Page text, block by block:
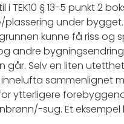
TEK10 § 13-5 punkt 2
under bygget.
kunne få riss
andre
går. Selv en liten
sammenlignet
ytterligere
sug. Et eksempel